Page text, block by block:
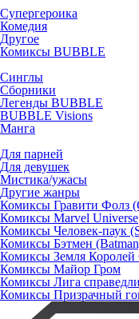
Супергероика
Комедия
Другое
Комиксы BUBBLE
Синглы
Сборники
Легенды BUBBLE
BUBBLE Visions
Манга
Для парней
Для девушек
Мистика/ужасы
Другие жанры
Комиксы Гравити Фолз
Комиксы Marvel Universe
Комиксы Человек-паук
Комиксы Бэтмен
Комиксы Земля
Комиксы Майор Гром
Комиксы Лига
Комиксы Призрачный